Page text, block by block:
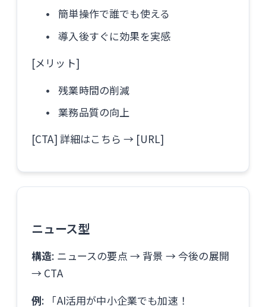
簡単操作で誰でも使える
導入後すぐに効果を実感
[メリット]
残業時間の削減
業務品質の向上
[CTA] 詳細はこちら → [URL]
ニュース型
構造: ニュースの要点 → 背景 → 今後の展開
→ CTA
例: 「AI活用が中小企業でも加速！